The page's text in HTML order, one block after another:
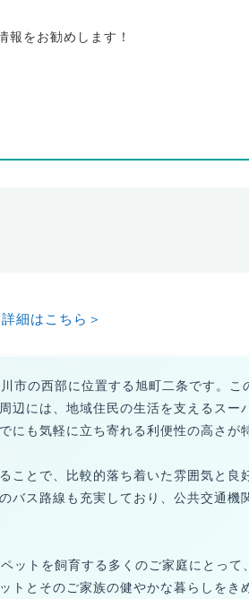
をお勧めします！
詳細はこちら＞
市の西部に位置する旭町二条です。
辺には、地域住民の生活を支えるスー
も気軽に立ち寄れる利便性の高さが
ことで、比較的落ち着いた雰囲気と良
ス路線も充実しており、公共交通機
トを飼育する多くのご家庭にとって
トとそのご家族の健やかな暮らしをき